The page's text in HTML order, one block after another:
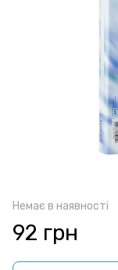
Немає в наявності
92 грн